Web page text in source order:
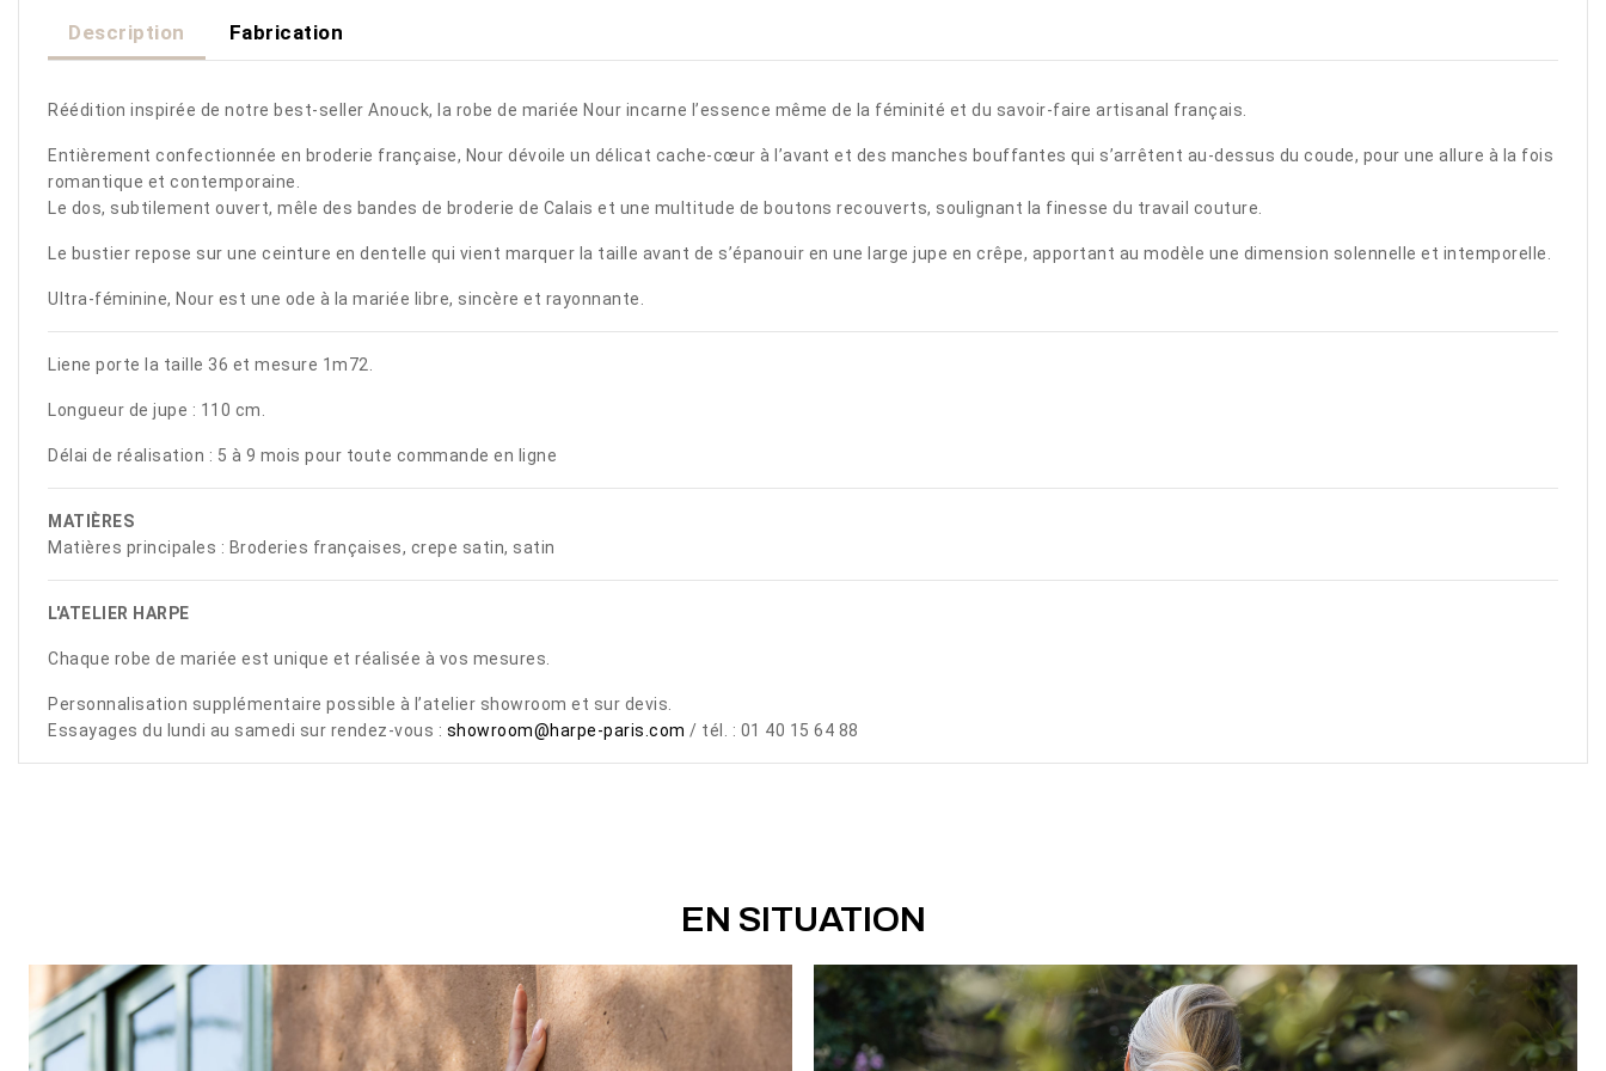
Description Fabrication
Réédition inspirée de notre best-seller Anouck, la robe de mariée Nour incarne l’essence même de la féminité et du savoir-faire artisanal français.
Entièrement confectionnée en broderie française, Nour dévoile un délicat cache-cœur à l’avant et des manches bouffantes qui s’arrêtent au-dessus du coude, pour une allure à la fois
romantique et contemporaine.
Le dos, subtilement ouvert, mêle des bandes de broderie de Calais et une multitude de boutons recouverts, soulignant la finesse du travail couture.
Le bustier repose sur une ceinture en dentelle qui vient marquer la taille avant de s’épanouir en une large jupe en crêpe, apportant au modèle une dimension solennelle et intemporelle.
Ultra-féminine, Nour est une ode à la mariée libre, sincère et rayonnante.
Liene porte la taille 36 et mesure 1m72.
Longueur de jupe : 110 cm.
Délai de réalisation : 5 à 9 mois pour toute commande en ligne
MATIÈRES
Matières principales : Broderies françaises, crepe satin, satin
L'ATELIER HARPE
Chaque robe de mariée est unique et réalisée à vos mesures.
Personnalisation supplémentaire possible à l’atelier showroom et sur devis.
Essayages du lundi au samedi sur rendez-vous : showroom@harpe-paris.com / tél. : 01 40 15 64 88
EN SITUATION